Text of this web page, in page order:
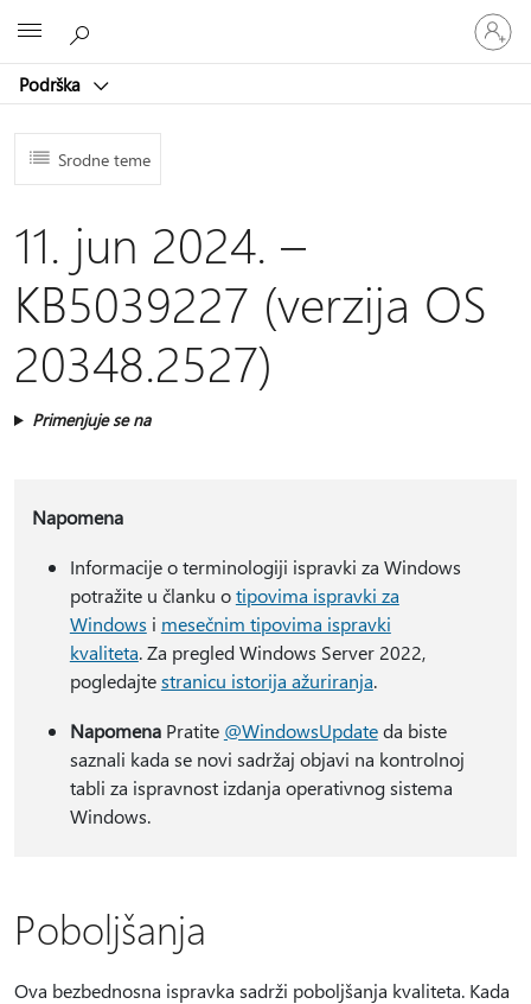
Podrška
Prijavite
se
na
Srodne teme
11. jun 2024. –
KB5039227 (verzija OS
20348.2527)
Primenjuje se na
Napomena
Informacije o terminologiji ispravki za Windows
potražite u članku otipovima ispravki za
Windows i mesečnim tipovima ispravki
kvaliteta. Za pregled Windows Server 2022,
pogledajtestranicu istorija ažuriranja.
NapomenaPratite @WindowsUpdateda biste
saznali kada se novi sadržaj objavi na kontrolnoj
tabli za ispravnost izdanja operativnog sistema
Windows.
Poboljšanja
Ova bezbednosna ispravka sadrži poboljšanja kvaliteta. Kada